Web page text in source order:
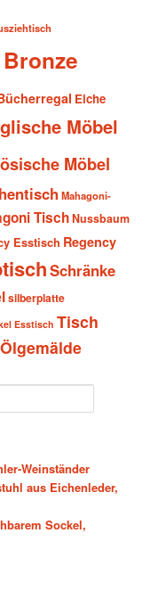
Bronze
Eiche
Möbel
Möbel
Mahagoni-
TischNussbaum
Esstisch Regency
Schränke
silberplatte
Esstisch Tisch
Ölgemälde
Weinständer
aus Eichenleder,
Sockel,